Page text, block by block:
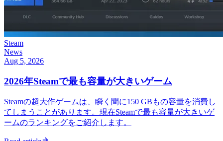
Steam
News
Aug 5, 2026
2026年Steamで最も容量が大きいゲーム
Steamの超大作ゲームは、瞬く間に150 GBもの容量を消費し
てしまうことがあります。現在Steamで最も容量が大きいゲ
ームのランキングをご紹介します。